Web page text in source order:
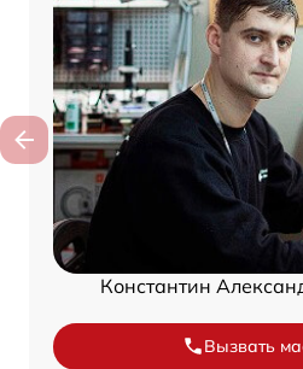
Константин
Вызвать